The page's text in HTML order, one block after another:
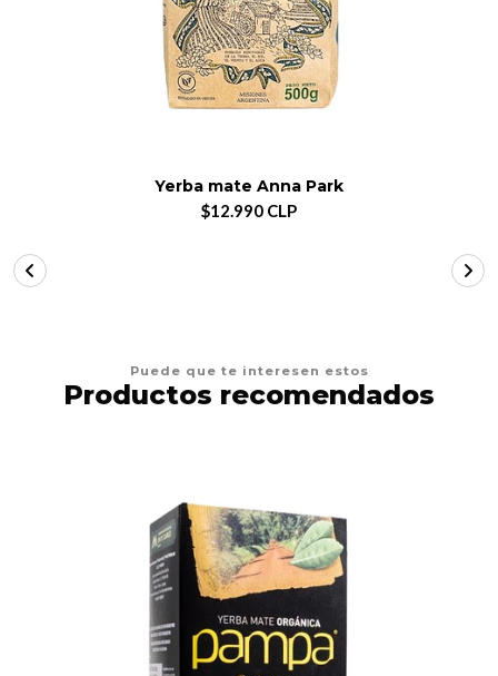
Yerba mate Anna Park
$12.990 CLP
Puede que te interesen estos
Productos recomendados